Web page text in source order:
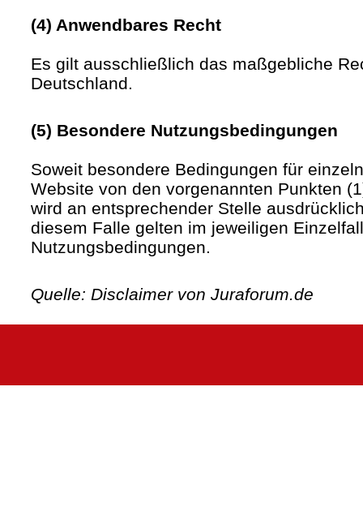
(4) Anwendbares Recht
Es gilt ausschließlich das maßgebliche
Deutschland.
(5) Besondere Nutzungsbedingungen
Soweit besondere Bedingungen für
Website von den vorgenannten Punkten
wird an entsprechender Stelle
diesem Falle gelten im jeweiligen
Nutzungsbedingungen.
Quelle: Disclaimer von Juraforum.de